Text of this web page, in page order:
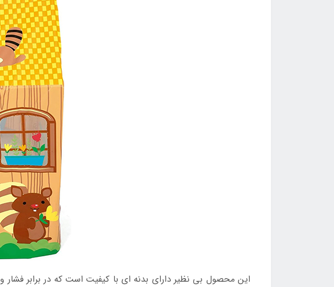
این محصول بی نظیر دارای بدنه ای با کیفیت است که در برابر